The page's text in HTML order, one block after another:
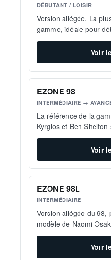
DÉBUTANT / LOISIR
Version allégée. La
gamme, idéale pour
Voir
EZONE 98
INTERMÉDIAIRE →
La référence de la
Kyrgios et Ben Shelton
Voir
EZONE 98L
INTERMÉDIAIRE
Version allégée du 98,
modèle de Naomi
Voir